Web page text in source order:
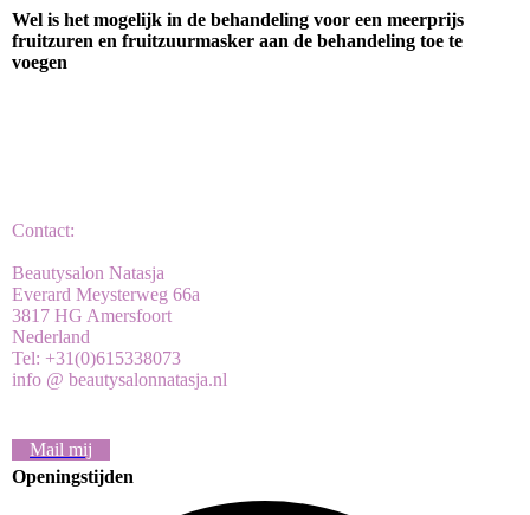
Wel is het mogelijk in de behandeling voor een meerprijs
fruitzuren en fruitzuurmasker aan de behandeling toe te
voegen
Contact:
Beautysalon Natasja
Everard Meysterweg 66a
3817 HG Amersfoort
Nederland
Tel: +31(0)615338073
info @ beautysalonnatasja.nl
Mail mij
Openingstijden